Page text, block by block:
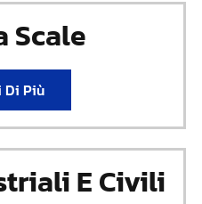
Scale
Di Più
E Civili